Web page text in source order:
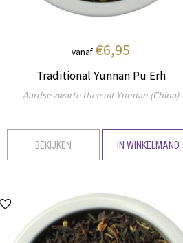
vanaf €6,95
Traditional Yunnan Pu Erh
Aardse zwarte thee uit Yunnan (China)
BEKIJKEN IN WINKELMAND